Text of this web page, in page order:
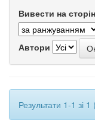
Вивести на
Автори
Результати 1-1 зі